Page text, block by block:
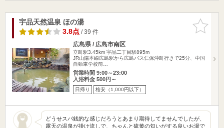
お気に入
りに追加
宇品天然温泉 ほの湯
3.8点/ 39 件
広島県 / 広島市南区
立町駅3.45km 宇品二丁目駅895m
JR山陽本線広島駅から広島バス仁保沖町行きで25分、中国
自動車学校前…
営業時間 9:00～23:00
入浴料金 500円～
日帰り 格安（1,000円以下）
どうせスパ銭的な感じだろうとあまり期待してませんでしたが、
露天の温泉が掛け流しで、ちゃんと硫黄の匂いがする良いお湯で